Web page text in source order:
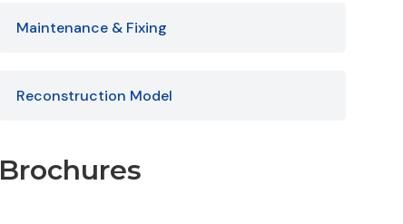
Maintenance & Fixing
Reconstruction Model
Brochures